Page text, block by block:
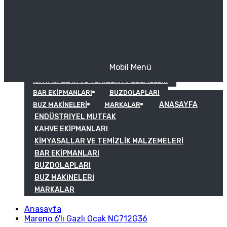
KIMYASALLAR VE TEMIZLIK MALZEMELERI
BAR EKIPMANLARI
BUZDOLAPLARI
BUZ MAKINELERI
MARKALAR
Mobil Menü
ANASAYFA
ENDÜSTRIYEL MUTFAK
KAHVE EKIPMANLARI
KIMYASALLAR VE TEMIZLIK MALZEMELERI
BAR EKIPMANLARI
BUZDOLAPLARI
BUZ MAKINELERI
MARKALAR
Anasayfa
Mareno 6'lı Gazlı Ocak NC712G36